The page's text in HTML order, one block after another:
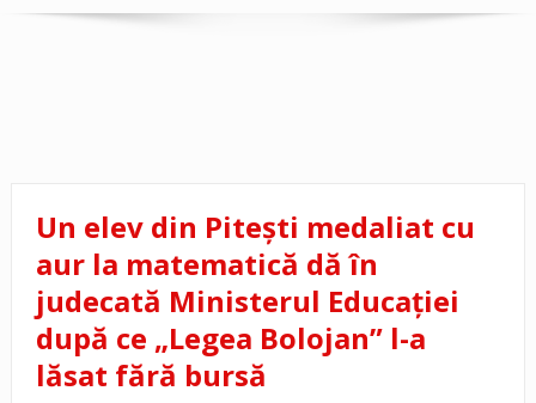
Un elev din Pitești medaliat cu
aur la matematică dă în
judecată Ministerul Educației
după ce „Legea Bolojan” l-a
lăsat fără bursă